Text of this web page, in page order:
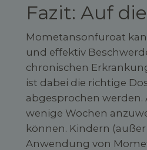
Fazit: Auf
Mometansonfuroat
und effektiv
chronischen
ist dabei die richtige
abgesprochen
wenige Wochen
können. Kindern
Anwendung von